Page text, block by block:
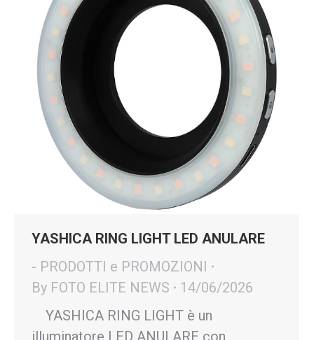
YASHICA RING LIGHT LED ANULARE
- PRODOTTI e PROMOZIONI
By FOTO ELITE NEWS
14/06/2026
YASHICA RING LIGHT è un
illuminatore LED ANULARE con